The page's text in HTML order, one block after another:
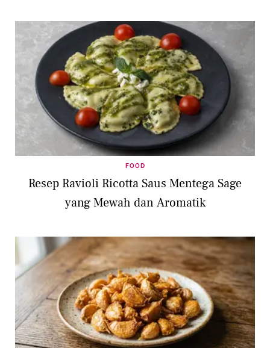
FOOD
Resep Ravioli Ricotta Saus Mentega Sage
yang Mewah dan Aromatik